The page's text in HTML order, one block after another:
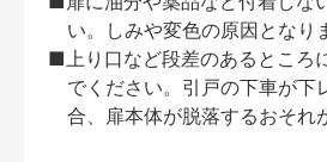
い。しみや変色の原因となり
■上り口など段差のあるところ
でください。引戸の下車が下
合、扉本体が脱落するおそれ